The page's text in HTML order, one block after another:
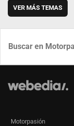
VER MÁS TEMAS
Motorpasión